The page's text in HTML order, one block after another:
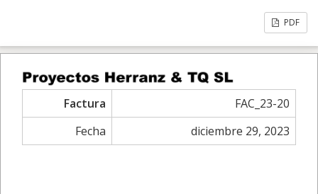
PDF
Factura
FAC_23-20
Fecha
diciembre 29, 2023